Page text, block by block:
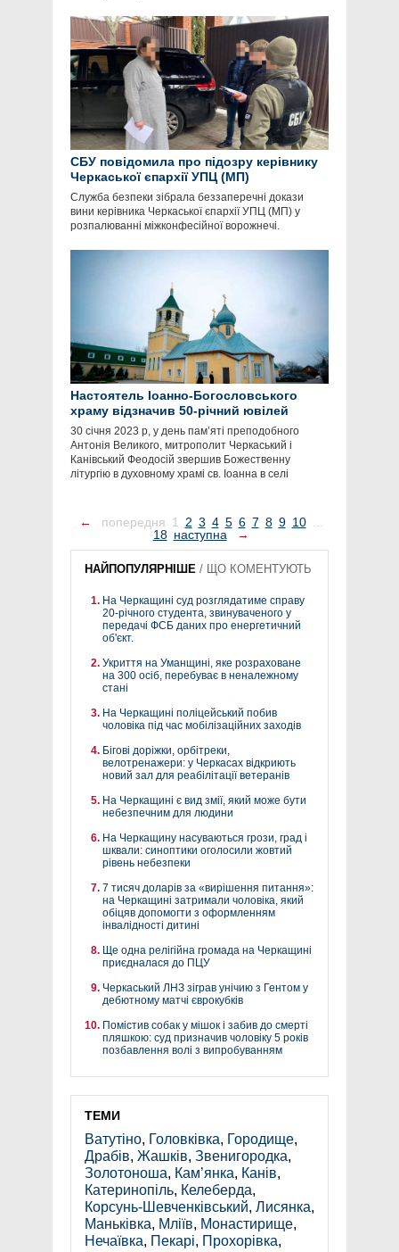
СБУ повідомила про підозру керівнику
Черкаської єпархії УПЦ (МП)
Служба безпеки зібрала беззаперечні докази
вини керівника Черкаської єпархії УПЦ (МП) у
розпалюванні міжконфесійної ворожнечі.
Настоятель Іоанно-Богословського
храму відзначив 50-річний ювілей
30 січня 2023 р, у день пам’яті преподобного
Антонія Великого, митрополит Черкаський і
Канівський Феодосій звершив Божественну
літургію в духовному храмі св. Іоанна в селі
← попередня 1 2 3 4 5 6 7 8 9 10 ...
18 наступна →
НАЙПОПУЛЯРНІШЕ / ЩО КОМЕНТУЮТЬ
На Черкащині суд розглядатиме справу
20-річного студента, звинуваченого у
передачі ФСБ даних про енергетичний
об'єкт.
Укриття на Уманщині, яке розраховане
на 300 осіб, перебуває в неналежному
стані
На Черкащині поліцейський побив
чоловіка під час мобілізаційних заходів
Бігові доріжки, орбітреки,
велотренажери: у Черкасах відкриють
новий зал для реабілітації ветеранів
На Черкащині є вид змії, який може бути
небезпечним для людини
На Черкащину насуваються грози, град і
шквали: синоптики оголосили жовтий
рівень небезпеки
7 тисяч доларів за «вирішення питання»:
на Черкащині затримали чоловіка, який
обіцяв допомогти з оформленням
інвалідності дитині
Ще одна релігійна громада на Черкащині
приєдналася до ПЦУ
Черкаський ЛНЗ зіграв унічию з Гентом у
дебютному матчі єврокубків
Помістив собак у мішок і забив до смерті
пляшкою: суд призначив чоловіку 5 років
позбавлення волі з випробуванням
ТЕМИ
Ватутіно, Головківка, Городище,
Драбів, Жашків, Звенигородка,
Золотоноша, Кам’янка, Канів,
Катеринопіль, Келеберда,
Корсунь-Шевченківський, Лисянка,
Маньківка, Мліїв, Монастирище,
Нечаївка, Пекарі, Прохорівка,